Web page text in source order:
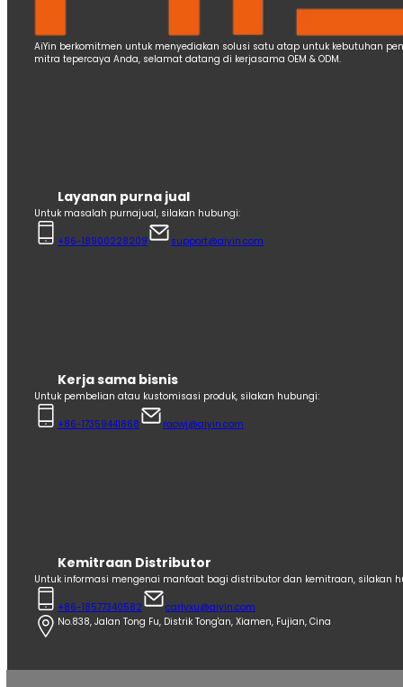
AiYin berkomitmen untuk menyediakan solusi satu atap untuk kebutuhan
mitra tepercaya Anda, selamat datang di kerjasama OEM & ODM.
Layanan purna jual
Untuk masalah purnajual, silakan hubungi:
+86-18900228209 support@aiyin.com
Kerja sama bisnis
Untuk pembelian atau kustomisasi produk, silakan hubungi:
+86-17359441868 raowj@aiyin.com
Kemitraan Distributor
Untuk informasi mengenai manfaat bagi distributor dan kemitraan, silakan
+86-18577340582
carlyxu@aiyin.com
No.838, Jalan Tong Fu, Distrik Tong'an, Xiamen, Fujian, Cina